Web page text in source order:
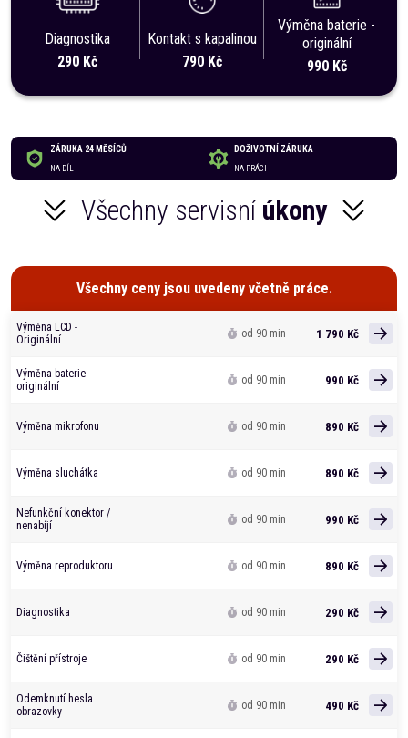
Diagnostika
290 Kč
Kontakt s kapalinou
790 Kč
Výměna baterie -
originální
990 Kč
ZÁRUKA 24 MĚSÍCŮ
NA DÍL
DOŽIVOTNÍ ZÁRUKA
NA PRÁCI
Všechny servisní úkony
Všechny ceny jsou uvedeny včetně práce.
Výměna LCD -
Originální
od 90 min 1 790 Kč
Výměna baterie -
originální
od 90 min 990 Kč
Výměna mikrofonu od 90 min 890 Kč
Výměna sluchátka od 90 min 890 Kč
Nefunkční konektor /
nenabíjí
od 90 min 990 Kč
Výměna reproduktoru od 90 min 890 Kč
Diagnostika od 90 min 290 Kč
Čištění přístroje od 90 min 290 Kč
Odemknutí hesla
obrazovky
od 90 min 490 Kč